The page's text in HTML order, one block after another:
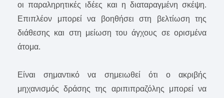
οι παραληρητικές ιδέες και η διαταραγμένη σκέψη.
Επιπλέον μπορεί να βοηθήσει στη βελτίωση της
διάθεσης και στη μείωση του άγχους σε ορισμένα
άτομα.
Είναι σημαντικό να σημειωθεί ότι ο ακριβής
μηχανισμός δράσης της αριπιπραζόλης μπορεί να